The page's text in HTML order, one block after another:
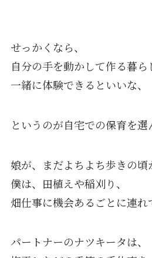
せっかくなら、
自分の手を動かして作る暮ら
一緒に体験できるといいな、
というのが自宅での保育を選
娘が、まだよちよち歩きの頃
僕は、田植えや稲刈り、
畑仕事に機会あるごとに連れ
パートナーのナツキータは、